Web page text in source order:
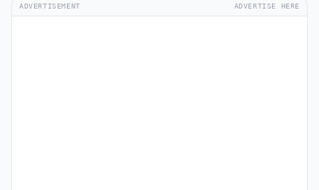
ADVERTISEMENT ADVERTISE HERE